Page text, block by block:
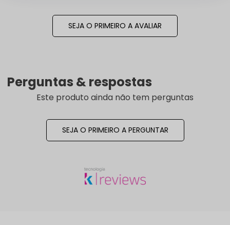
SEJA O PRIMEIRO A AVALIAR
Perguntas & respostas
Este produto ainda não tem perguntas
SEJA O PRIMEIRO A PERGUNTAR